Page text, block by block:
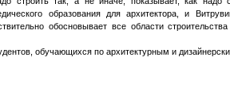
образования для архитектора, и
обосновывает все области
обучающихся по архитектурным и